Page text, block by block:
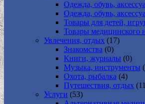
Одежда, обувь,
Одежда, обувь,
Товары для детей,
Товары медицинского
Увлечения, отдых (17)
Знакомства (0)
Книги, журналы (0)
Музыка, инструменты
Охота, рыбалка (4)
Путешествия, отдых
Услуги (53)